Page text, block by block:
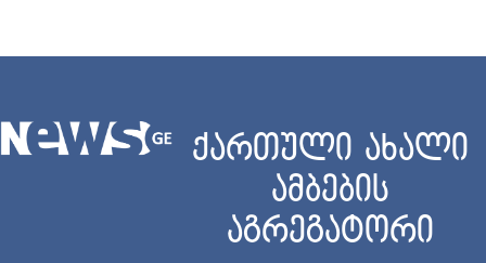
ქართული ახალი
ამბების
აგრეგატორი